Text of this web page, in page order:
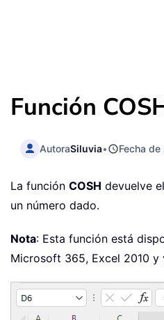
Función
AutoraSiluvia• Fecha
La función COSH devuelve
un número dado.
Nota: Esta función está
Microsoft 365, Excel 2010 y